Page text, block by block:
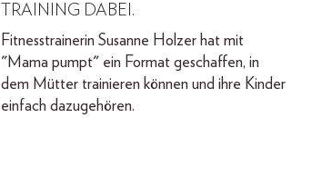
TRAINING DABEI.
Fitnesstrainerin Susanne Holzer hat mit
"Mama pumpt" ein Format geschaffen, in
dem Mütter trainieren können und ihre Kinder
einfach dazugehören.